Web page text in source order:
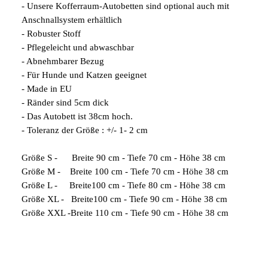
- Unsere Kofferraum-Autobetten sind optional auch mit
Anschnallsystem erhältlich
- Robuster Stoff
- Pflegeleicht und abwaschbar
- Abnehmbarer Bezug
- Für Hunde und Katzen geeignet
- Made in EU
- Ränder sind 5cm dick
- Das Autobett ist 38cm hoch.
- Toleranz der Größe : +/- 1- 2 cm
Größe S - Breite 90 cm - Tiefe 70 cm - Höhe 38 cm
Größe M - Breite 100 cm - Tiefe 70 cm - Höhe 38 cm
Größe L - Breite100 cm - Tiefe 80 cm - Höhe 38 cm
Größe XL - Breite100 cm - Tiefe 90 cm - Höhe 38 cm
Größe XXL -Breite 110 cm - Tiefe 90 cm - Höhe 38 cm